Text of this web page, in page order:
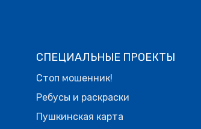
СПЕЦИАЛЬНЫЕ ПРОЕКТЫ
Стоп мошенник!
Ребусы и раскраски
Пушкинская карта